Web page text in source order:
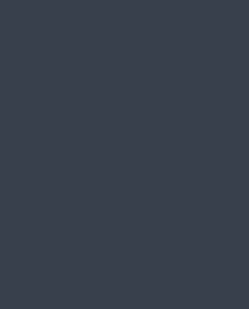
Se aprueban condiciones